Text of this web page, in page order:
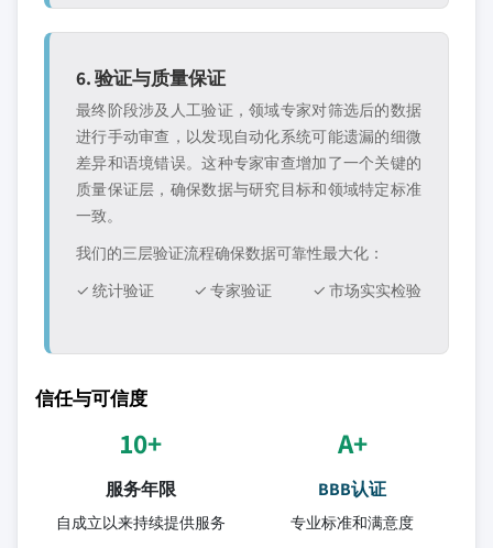
6. 验证与质量保证
最终阶段涉及人工验证，领域专家对筛选后的数据
进行手动审查，以发现自动化系统可能遗漏的细微
差异和语境错误。这种专家审查增加了一个关键的
质量保证层，确保数据与研究目标和领域特定标准
一致。
我们的三层验证流程确保数据可靠性最大化：
✓ 统计验证
✓ 专家验证 ✓ 市场实实检验
信任与可信度
10+
服务年限
自成立以来持续提供服务
A+
BBB认证
专业标准和满意度